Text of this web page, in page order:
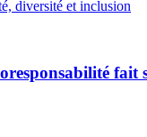
diversité et inclusion
fait